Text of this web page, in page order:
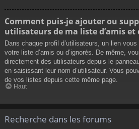
Comment puis-je ajouter ou
utilisateurs de ma liste d’amis et
Dans chaque profil d’utilisateurs, un lien
votre liste d’amis ou d’ignorés. De même,
directement des utilisateurs depuis le
en saisissant leur nom d’utilisateur. Vous
de vos listes depuis cette même page.
Haut
Recherche dans les forums